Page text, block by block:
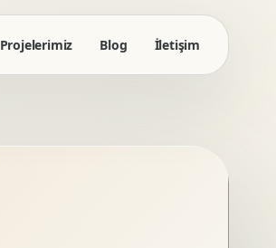
Projelerimiz Blog İletişim